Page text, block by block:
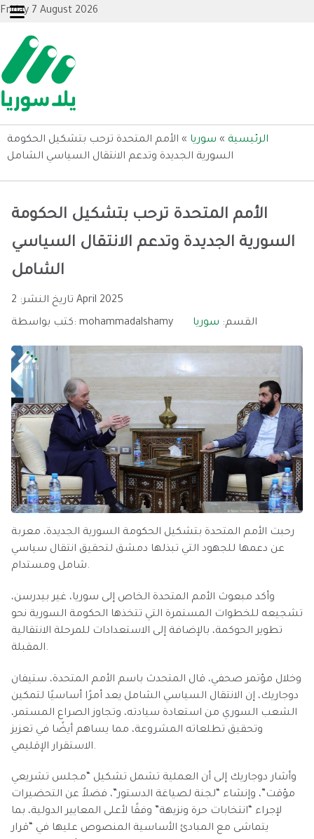
Friday 7 August 2026
الرئيسية » سوريا » الأمم المتحدة ترحب بتشكيل الحكومة
السورية الجديدة وتدعم الانتقال السياسي الشامل
الأمم المتحدة ترحب بتشكيل الحكومة
السورية الجديدة وتدعم الانتقال السياسي
الشامل
تاريخ النشر: 2 April 2025
كتب بواسطة: mohammadalshamy القسم: سوريا
رحبت الأمم المتحدة بتشكيل الحكومة السورية الجديدة، معربة
عن دعمها للجهود التي تبذلها دمشق لتحقيق انتقال سياسي
شامل ومستدام.
وأكد مبعوث الأمم المتحدة الخاص إلى سوريا، غير بيدرسن،
تشجيعه للخطوات المستمرة التي تتخذها الحكومة السورية نحو
تطوير الحوكمة، بالإضافة إلى الاستعدادات للمرحلة الانتقالية
المقبلة.
وخلال مؤتمر صحفي، قال المتحدث باسم الأمم المتحدة، ستيفان
دوجاريك، إن الانتقال السياسي الشامل يعد أمرًا أساسيًا لتمكين
الشعب السوري من استعادة سيادته، وتجاوز الصراع المستمر،
وتحقيق تطلعاته المشروعة، مما يساهم أيضًا في تعزيز
الاستقرار الإقليمي.
وأشار دوجاريك إلى أن العملية تشمل تشكيل “مجلس تشريعي
مؤقت”، وإنشاء “لجنة لصياغة الدستور”، فضلاً عن التحضيرات
لإجراء “انتخابات حرة ونزيهة” وفقًا لأعلى المعايير الدولية، بما
يتماشى مع المبادئ الأساسية المنصوص عليها في “قرار